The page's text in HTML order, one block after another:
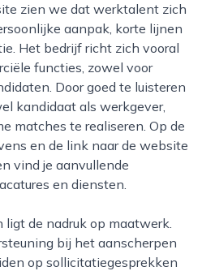
zien we dat werktalent zich
aanpak, korte lijnen
Het bedrijf richt zich vooral
functies, zowel voor
Door goed te luisteren
kandidaat als werkgever,
matches te realiseren. Op de
en de link naar de website
vind je aanvullende
en diensten.
bij het aanscherpen
op sollicitatiegesprekken